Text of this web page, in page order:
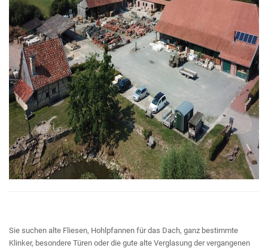
Sie suchen alte Fliesen, Hohlpfannen für das Dach, ganz bestimmte
Klinker, besondere Türen oder die gute alte Verglasung der vergangenen